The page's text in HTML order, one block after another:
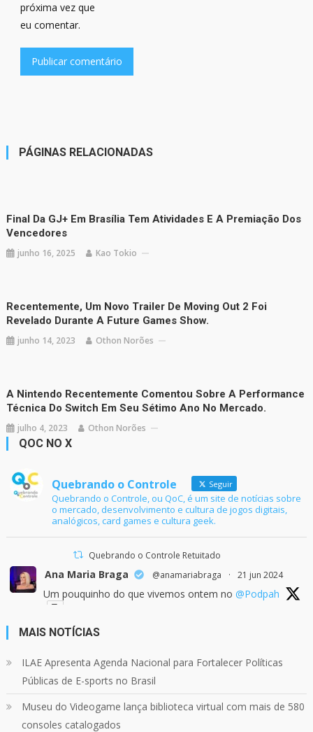
próxima vez que
eu comentar.
PÁGINAS RELACIONADAS
Final Da GJ+ Em Brasília Tem Atividades E A Premiação Dos
Vencedores
junho 16, 2025 Kao Tokio
Recentemente, Um Novo Trailer De Moving Out 2 Foi
Revelado Durante A Future Games Show.
junho 14, 2023 Othon Norões
A Nintendo Recentemente Comentou Sobre A Performance
Técnica Do Switch Em Seu Sétimo Ano No Mercado.
julho 4, 2023 Othon Norões
QOC NO X
Quebrando o Controle Seguir
Quebrando o Controle, ou QoC, é um site de notícias sobre
o mercado, desenvolvimento e cultura de jogos digitais,
analógicos, card games e cultura geek.
Quebrando o Controle Retuitado
Ana Maria Braga @anamariabraga · 21 jun 2024
Um pouquinho do que vivemos ontem no @Podpah
Quebrando o Controle
Confira em nosso site o mais recente REVIEW de
Skull & Bones.
MAIS NOTÍCIAS
ILAE Apresenta Agenda Nacional para Fortalecer Políticas
Públicas de E-sports no Brasil
Museu do Videogame lança biblioteca virtual com mais de 580
consoles catalogados